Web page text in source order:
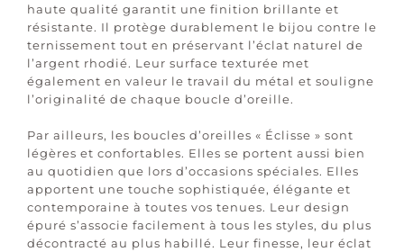
haute qualité garantit une finition brillante et
résistante. Il protège durablement le bijou contre le
ternissement tout en préservant l’éclat naturel de
l’argent rhodié. Leur surface texturée met
également en valeur le travail du métal et souligne
l’originalité de chaque boucle d’oreille.
Par ailleurs, les boucles d’oreilles « Éclisse » sont
légères et confortables. Elles se portent aussi bien
au quotidien que lors d’occasions spéciales. Elles
apportent une touche sophistiquée, élégante et
contemporaine à toutes vos tenues. Leur design
épuré s’associe facilement à tous les styles, du plus
décontracté au plus habillé. Leur finesse, leur éclat